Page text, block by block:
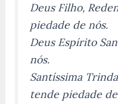
Deus Filho,
piedade de nós.
Deus Espírito
nós.
Santíssima
tende piedade